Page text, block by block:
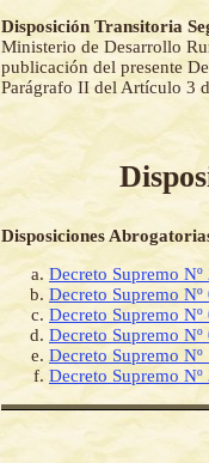
Disposición Transitoria
Ministerio de Desarrollo
publicación del presente
Parágrafo II del Artículo 3
Disposiciones
Decreto Supremo Nº
Decreto Supremo Nº
Decreto Supremo Nº
Decreto Supremo Nº
Decreto Supremo Nº
Decreto Supremo Nº